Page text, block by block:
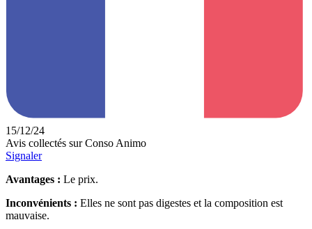
15/12/24
Avis collectés sur Conso Animo
Signaler
Avantages : Le prix.
Inconvénients : Elles ne sont pas digestes et la composition est
mauvaise.